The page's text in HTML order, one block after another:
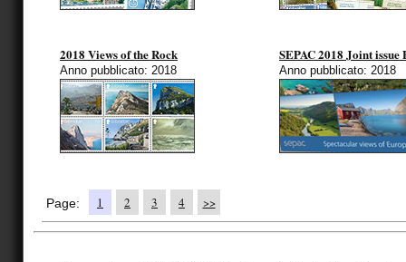
2018 Views of the Rock
Anno pubblicato: 2018
SEPAC 2018 Joint issue
Anno pubblicato: 2018
Page: 1 2 3 4 >>